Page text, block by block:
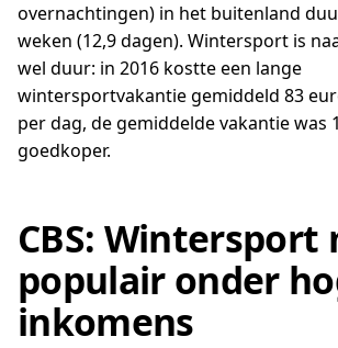
overnachtingen) in het buitenland
weken (12,9 dagen). Wintersport is
wel duur: in 2016 kostte een lange
wintersportvakantie gemiddeld 83
per dag, de gemiddelde vakantie was
goedkoper.
CBS: Wintersport
populair onder
inkomens